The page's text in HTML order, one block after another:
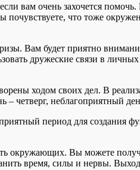
вам очень захочется
что тоже
Вам будет приятно
дружеские связи в
ходом своих дел. В
четверг, неблагоприятный
период для создания
окружающих. Вы можете
время, силы и нервы.